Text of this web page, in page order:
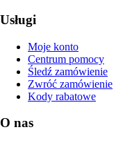
Usługi
Moje konto
Centrum pomocy
Śledź zamówienie
Zwróć zamówienie
Kody rabatowe
O nas